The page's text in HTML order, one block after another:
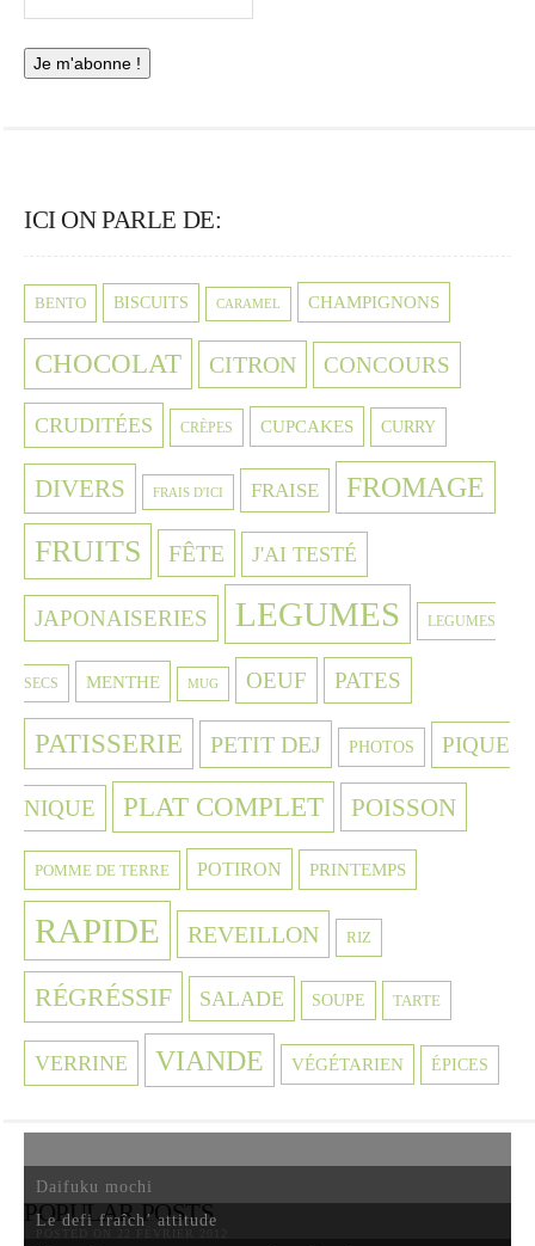
ICI ON PARLE DE:
BENTO BISCUITS CARAMEL CHAMPIGNONS
CHOCOLAT CITRON CONCOURS
CRUDITÉES CRÈPES CUPCAKES CURRY
DIVERS FRAIS D'ICI FRAISE FROMAGE
FRUITS FÊTE J'AI TESTÉ
JAPONAISERIES LEGUMES LEGUMES
SECS MENTHE MUG OEUF PATES
PATISSERIE PETIT DEJ PHOTOS PIQUE
NIQUE PLAT COMPLET POISSON
POMME DE TERRE POTIRON PRINTEMPS
RAPIDE REVEILLON RIZ
RÉGRÉSSIF SALADE SOUPE TARTE
VERRINE VIANDE VÉGÉTARIEN ÉPICES
POPULAR POSTS
Daifuku mochi
Le defi fraîch’ attitude